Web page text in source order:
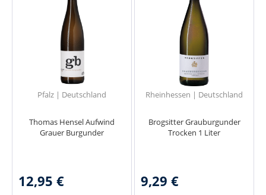
Pfalz | Deutschland
Thomas Hensel Aufwind
Grauer Burgunder
12,95 €
Rheinhessen | Deutschland
Brogsitter Grauburgunder
Trocken 1 Liter
9,29 €